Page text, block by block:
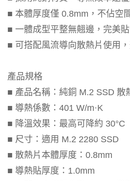
■ 本體厚度僅 0.8mm，不佔空
■ 一體成型平整無翹邊，完美
■ 可搭配風流導向散熱片使用
產品規格
■ 產品名稱：純銅 M.2 SSD 散
■ 導熱係數：401 W/m·K
■ 降溫效果：最高可降約 30°C
■ 尺寸：適用 M.2 2280 SSD
■ 散熱片本體厚度：0.8mm
■ 導熱貼厚度：1.0mm